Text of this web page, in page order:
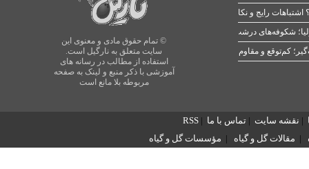
© تمام حقوق مادی و معنوی این
سایت متعلق به نارگیل است.
استفاده از مطالب در رسانه های
آموزشی با ذکر منبع و لینک به صفحه
مربوطه بلا مانع است
رایج و نکات طلایی
شکوفه‌های درشت در بهار
| نقشه سایت | تماس با ما |
RSS
| مقالات گل و گیاه | مؤسسات گل و گیاه